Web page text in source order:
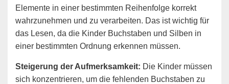
Elemente in einer bestimmten Reihenfolge korrekt
wahrzunehmen und zu verarbeiten. Das ist wichtig für
das Lesen, da die Kinder Buchstaben und Silben in
einer bestimmten Ordnung erkennen müssen.
Steigerung der Aufmerksamkeit: Die Kinder müssen
sich konzentrieren, um die fehlenden Buchstaben zu